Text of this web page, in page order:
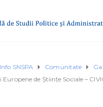
Info SNSPA Comunitate
de Științe Sociale –